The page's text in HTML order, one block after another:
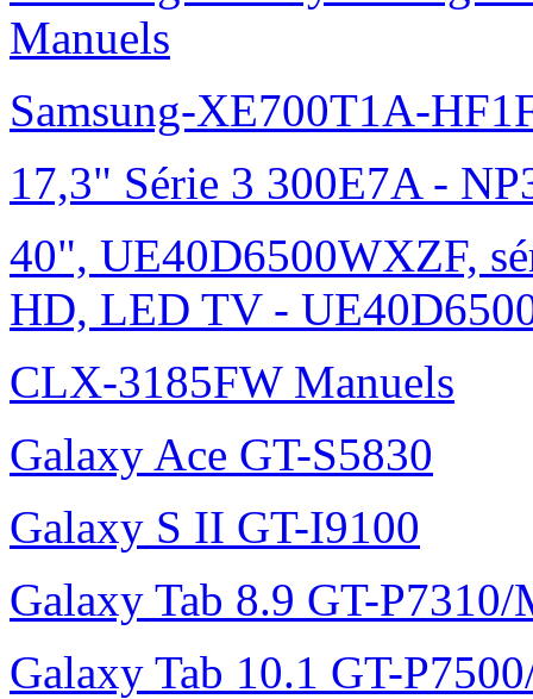
Manuels
Samsung-XE700T1A-
17,3" Série 3 300E7A -
40", UE40D6500WXZF,
HD, LED TV -
CLX-3185FW Manuels
Galaxy Ace GT-S5830
Galaxy S II GT-I9100
Galaxy Tab 8.9 GT-P7310/
Galaxy Tab 10.1 GT-